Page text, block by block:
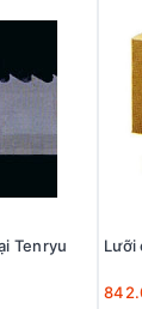
Tenryu Lưỡi